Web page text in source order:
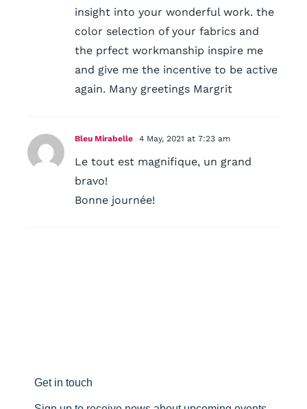
insight into your wonderful work. the
color selection of your fabrics and
the prfect workmanship inspire me
and give me the incentive to be active
again. Many greetings Margrit
Bleu Mirabelle 4 May, 2021 at 7:23 am
Le tout est magnifique, un grand
bravo!
Bonne journée!
Get in touch